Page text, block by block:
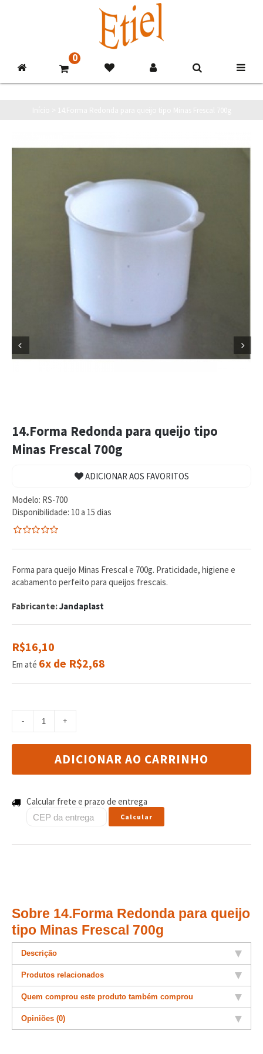
0
 
14.Forma Redonda para queijo tipo
Minas Frescal 700g
ADICIONAR AOS FAVORITOS
Modelo: RS-700
Disponibilidade: 10 a 15 dias
de
reviews
Forma para queijo Minas Frescal e 700g. Praticidade, higiene e
acabamento perfeito para queijos frescais.
Fabricante:Jandaplast
R$16,10
Em até 6x de R$2,68
ADICIONAR AO CARRINHO
Calcular frete e prazo de entrega
Calcular
Sobre 14.Forma Redonda para queijo
tipo Minas Frescal 700g
Descrição
Produtos relacionados
Quem comprou este produto também comprou
Opiniões (0)